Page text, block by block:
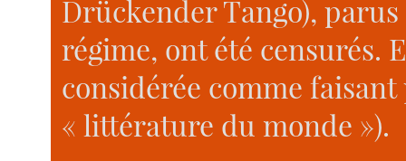
Drückender Tango),
régime, ont été censurés.
considérée comme
« littérature du monde »).